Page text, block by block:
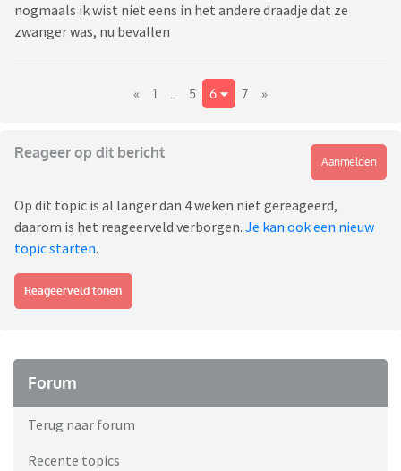
nogmaals ik wist niet eens in het andere draadje dat ze
zwanger was, nu bevallen
« 1 5 6 7 »
Reageer op dit bericht
Aanmelden
Op dit topic is al langer dan 4 weken niet gereageerd,
daarom is het reageerveld verborgen. Je kan ook een nieuw
topic starten.
Reageerveld tonen
Forum
Terug naar forum
Recente topics